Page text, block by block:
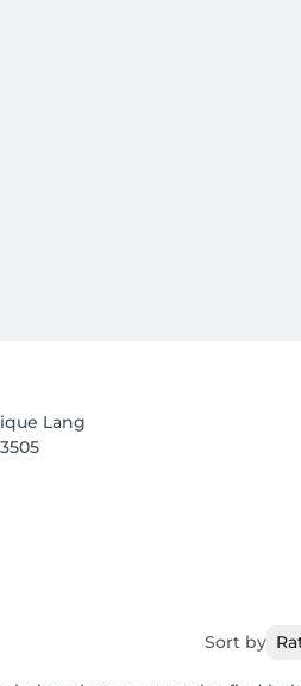
Lang
Sort by